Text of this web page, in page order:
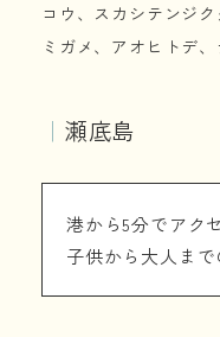
コウ、スカシテンジ
ミガメ、アオヒトデ
｜ 瀬底島
港から5分でアク
子供から大人まで